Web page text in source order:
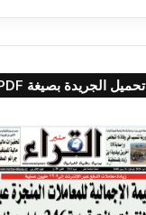
تحميل الجريدة بصيغة PDF